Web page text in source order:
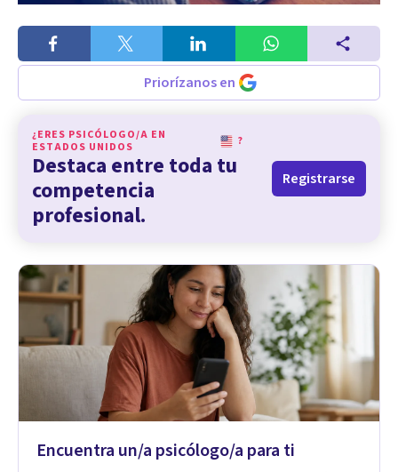
Priorízanos en
¿ERES PSICÓLOGO/A EN
ESTADOS UNIDOS
?
Destaca entre toda tu
competencia
profesional.
Registrarse
Encuentra un/a psicólogo/a para ti